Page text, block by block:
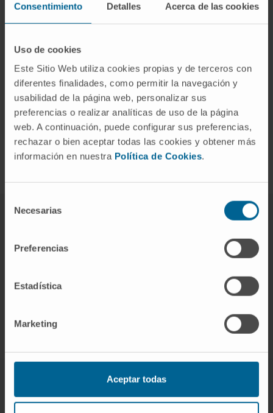
Consentimiento Detalles Acerca de las cookies
Uso de cookies
Este Sitio Web utiliza cookies propias y de terceros con
diferentes finalidades, como permitir la navegación y
usabilidad de la página web, personalizar sus
preferencias o realizar analíticas de uso de la página
web. A continuación, puede configurar sus preferencias,
rechazar o bien aceptar todas las cookies y obtener más
información en nuestra Política de Cookies.
Necesarias
Preferencias
Estadística
Marketing
Aceptar todas
Responsable
Teléfono : +34 948 194700
Extensión: 81 5051
Email :icaireta@unav.es
Quiénes somos